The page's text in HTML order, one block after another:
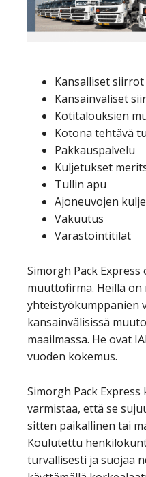
Kansalliset siirrot
Kansainväliset
Kotitalouksien
Kotona tehtävä
Pakkauspalvelu
Kuljetukset
Tullin apu
Ajoneuvojen
Vakuutus
Varastointitilat
Simorgh Pack
muuttofirma. Heillä on
yhteistyökumppanien
kansainvälisissä
maailmassa. He ovat
vuoden kokemus.
Simorgh Pack
varmistaa, että se
sitten paikallinen tai
Koulutettu
turvallisesti ja suojaa